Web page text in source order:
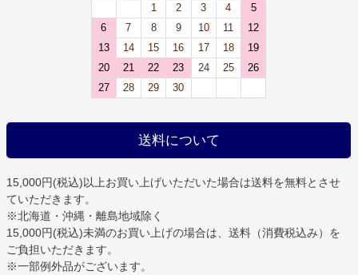
1
2 3 4
5
6
7 8 9 10 11
12
13
14 15 16 17 18
19
20
21 22 23 24 25
26
27
28 29 30
送料について
15,000円(税込)以上お買い上げいただいた場合は送料を無料とさせ
ていただきます。
※北海道・沖縄・離島地域除く
15,000円(税込)未満のお買い上げの場合は、送料（消費税込み）を
ご負担いただきます。
※一部例外品がございます。